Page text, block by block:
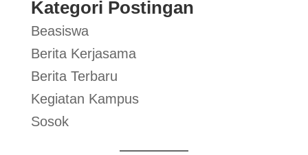
Kategori Postingan
Beasiswa
Berita Kerjasama
Berita Terbaru
Kegiatan Kampus
Sosok